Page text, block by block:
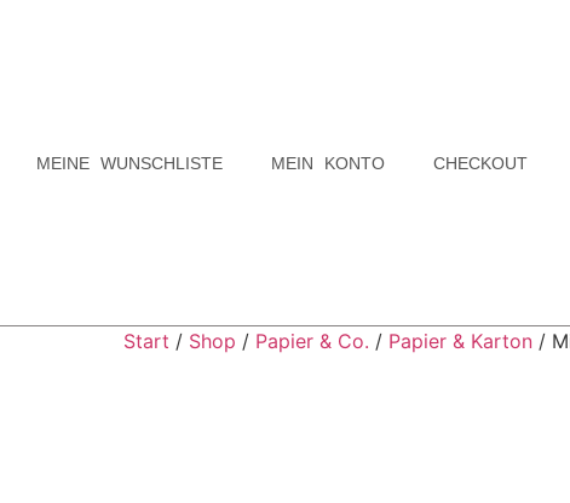
MEINE WUNSCHLISTE MEIN KONTO CHECKOUT
Start / Shop / Papier & Co. / Papier & Karton /